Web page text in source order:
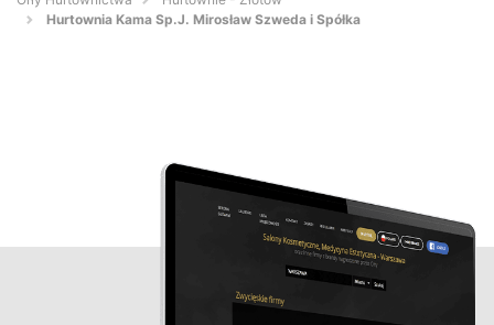
Hurtownia Kama Sp.J. Mirosław Szweda i Spółka